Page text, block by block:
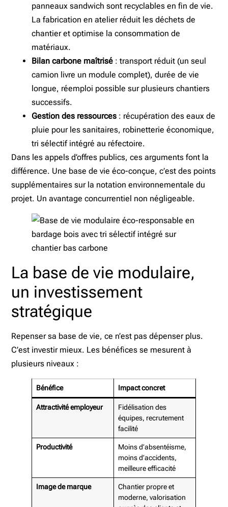
panneaux sandwich sont recyclables en fin de vie.
La fabrication en atelier réduit les déchets de
chantier et optimise la consommation de
matériaux.
Bilan carbone maîtrisé : transport réduit (un seul
camion livre un module complet), durée de vie
longue, réemploi possible sur plusieurs chantiers
successifs.
Gestion des ressources : récupération des eaux de
pluie pour les sanitaires, robinetterie économique,
tri sélectif intégré au réfectoire.
Dans les appels d’offres publics, ces arguments font la
différence. Une base de vie éco-conçue, c’est des points
supplémentaires sur la notation environnementale du
projet. Un avantage concurrentiel non négligeable.
La base de vie modulaire,
un investissement
stratégique
Repenser sa base de vie, ce n’est pas dépenser plus.
C’est investir mieux. Les bénéfices se mesurent à
plusieurs niveaux :
Bénéfice Impact concret
Attractivité employeur
Fidélisation des
équipes, recrutement
facilité
Productivité
Moins d’absentéisme,
moins d’accidents,
meilleure efficacité
Image de marque
Chantier propre et
moderne, valorisation